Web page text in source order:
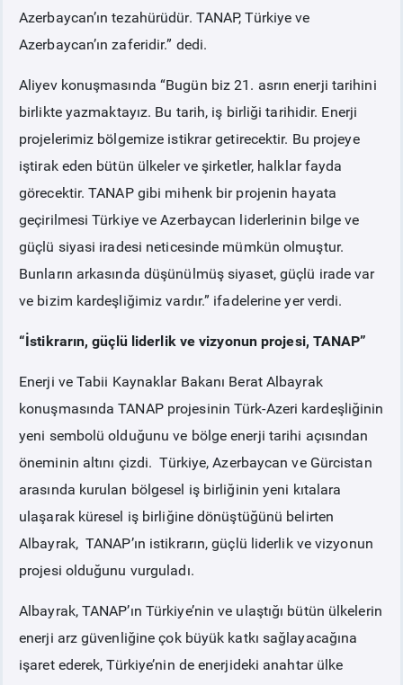
Azerbaycan’ın tezahürüdür. TANAP, Türkiye ve
Azerbaycan’ın zaferidir.” dedi.
Aliyev konuşmasında “Bugün biz 21. asrın enerji tarihini
birlikte yazmaktayız. Bu tarih, iş birliği tarihidir. Enerji
projelerimiz bölgemize istikrar getirecektir. Bu projeye
iştirak eden bütün ülkeler ve şirketler, halklar fayda
görecektir. TANAP gibi mihenk bir projenin hayata
geçirilmesi Türkiye ve Azerbaycan liderlerinin bilge ve
güçlü siyasi iradesi neticesinde mümkün olmuştur.
Bunların arkasında düşünülmüş siyaset, güçlü irade var
ve bizim kardeşliğimiz vardır.” ifadelerine yer verdi.
“İstikrarın, güçlü liderlik ve vizyonun projesi, TANAP”
Enerji ve Tabii Kaynaklar Bakanı Berat Albayrak
konuşmasında TANAP projesinin Türk-Azeri kardeşliğinin
yeni sembolü olduğunu ve bölge enerji tarihi açısından
öneminin altını çizdi. Türkiye, Azerbaycan ve Gürcistan
arasında kurulan bölgesel iş birliğinin yeni kıtalara
ulaşarak küresel iş birliğine dönüştüğünü belirten
Albayrak, TANAP’ın istikrarın, güçlü liderlik ve vizyonun
projesi olduğunu vurguladı.
Albayrak, TANAP’ın Türkiye’nin ve ulaştığı bütün ülkelerin
enerji arz güvenliğine çok büyük katkı sağlayacağına
işaret ederek, Türkiye’nin de enerjideki anahtar ülke